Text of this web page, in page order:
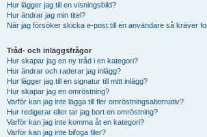
Hur lägger jag till en visningsbild?
Hur ändrar jag min titel?
När jag försöker skicka e-post till en användare så kräver
Tråd- och inläggsfrågor
Hur skapar jag en ny tråd i en kategori?
Hur ändrar och raderar jag inlägg?
Hur lägger jag till en signatur till mitt inlägg?
Hur skapar jag en omröstning?
Varför kan jag inte lägga till fler omröstningsalternativ?
Hur redigerar eller tar jag bort en omröstning?
Varför kan jag inte komma åt en kategori?
Varför kan jag inte bifoga filer?